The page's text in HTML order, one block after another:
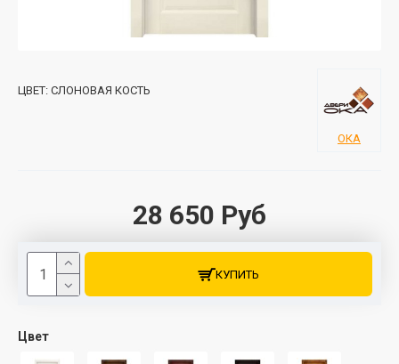
28 650 Руб
ЦВЕТ: СЛОНОВАЯ КОСТЬ
ОКА
Цвет
КУПИТЬ